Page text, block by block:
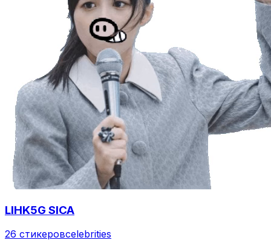
LIHK5G SICA
26 стикеровcelebrities